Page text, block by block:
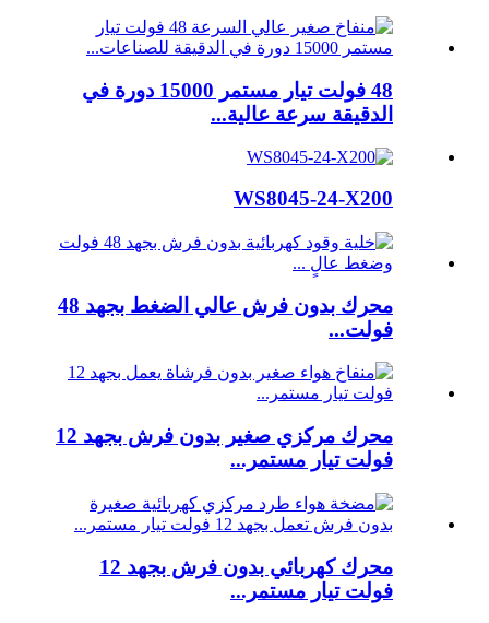
48 فولت تيار مستمر 15000 دورة في
الدقيقة سرعة عالية...
WS8045-24-X200
محرك بدون فرش عالي الضغط بجهد 48
فولت...
محرك مركزي صغير بدون فرش بجهد 12
فولت تيار مستمر...
محرك كهربائي بدون فرش بجهد 12
فولت تيار مستمر...